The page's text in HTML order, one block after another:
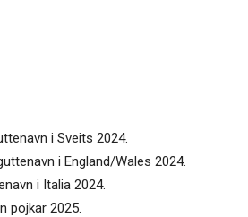
i Sveits 2024.
i England/Wales 2024.
i Italia 2024.
pojkar 2025.